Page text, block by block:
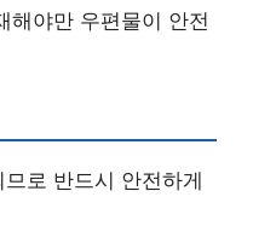
해야만 우편물이 안전
로 반드시 안전하게